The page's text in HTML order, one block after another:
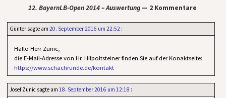
12. BayernLB-Open 2014 – Auswertung — 2 Kommentare
Günter sagte am 20. September 2016 um 22:52 :
Hallo Herr Zunic,
die E-Mail-Adresse von Hr. Hilpoltsteiner finden Sie auf der Konaktseite:
https://www.schachrunde.de/kontakt
Josef Zunic sagte am 18. September 2016 um 12:18 :